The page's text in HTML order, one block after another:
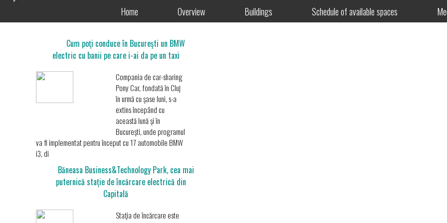
Home Overview Buildings Schedule of available spaces
Cum poţi conduce în Bucureşti un BMW
electric cu banii pe care i-ai da pe un taxi
Compania de car-sharing
Pony Car, fondată în Cluj
în urmă cu şase luni, s-a
extins începând cu
această lună şi în
Bucureşti, unde programul
va fi implementat pentru început cu 17 automobile BMW
i3, di
Băneasa Business&Technology Park, cea mai
puternică stație de încărcare electrică din
Capitală
Staţia de încărcare este